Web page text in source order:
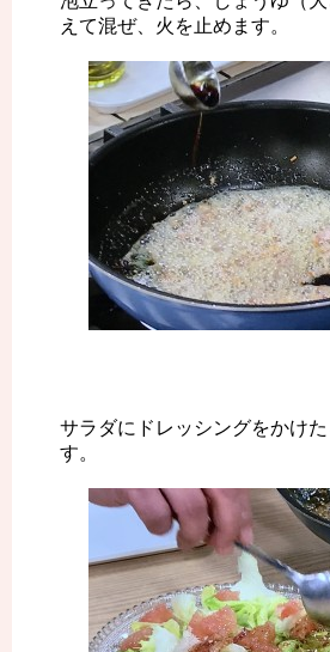
えて混ぜ、火を止めます。
サラダにドレッシングをかけ
す。